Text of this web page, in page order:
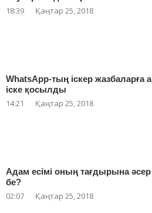
18:39 Қаңтар 25, 2018
WhatsApp-тың іскер жазбаларға
іске қосылды
14:21 Қаңтар 25, 2018
Адам есімі оның тағдырына әсер
бе?
02:07 Қаңтар 25, 2018